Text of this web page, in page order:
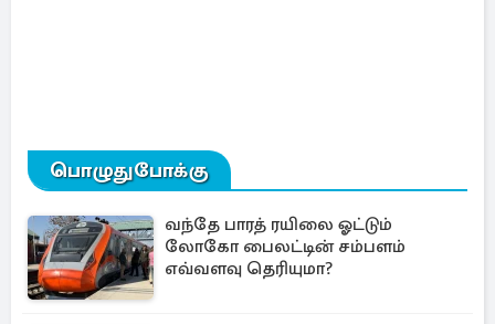
பொழுதுபோக்கு
வந்தே பாரத் ரயிலை ஓட்டும்
லோகோ பைலட்டின் சம்பளம்
எவ்வளவு தெரியுமா?